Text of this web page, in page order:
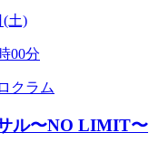
(土)
00分
クラム
ル〜NO LIMIT〜